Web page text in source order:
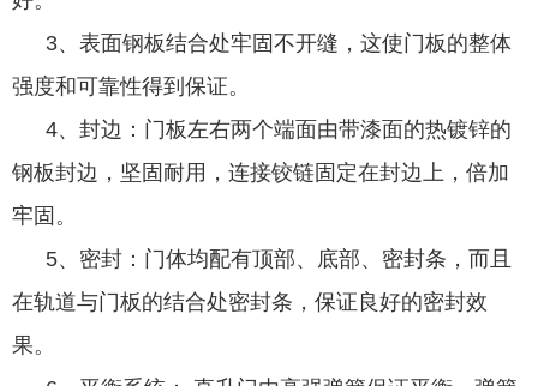
3、表面钢板结合处牢固不开缝，这使门板的整体
强度和可靠性得到保证。
4、封边：门板左右两个端面由带漆面的热镀锌的
钢板封边，坚固耐用，连接铰链固定在封边上，倍加
牢固。
5、密封：门体均配有顶部、底部、密封条，而且
在轨道与门板的结合处密封条，保证良好的密封效
果。